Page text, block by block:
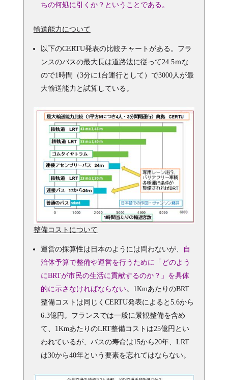
ちの何処に引くか？ということである。
輸送能力について
以下のCERTU発表の比較チャートがある。フラ
ンスのバスの最大長は道路法に従って24.5ｍな
ので1時間（3分に1台運行として）で3000人が最
大輸送能力と試算している。
整備コストについて
運営の採算性は日本のようには問わないが、
自
治体予算で整備や運営を行うために「どのよう
にBRTが市民の生活に貢献するのか？」を具体
的に示さなければならない。1KmあたりのBRT
整備コストは同じくCERTU発表によると5.6から
6.3億円。フランスでは一般に景観整備を含め
て、1KmあたりのLRT整備コストは25億円とい
われているが、バスの寿命は15から20年、LRT
は30から40年という要素を忘れてはならない。